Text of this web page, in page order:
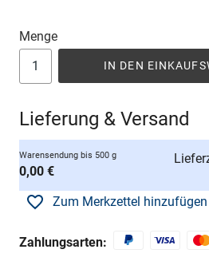
Menge
IN DEN
Lieferung & Versand
Warensendung bis 500 g
0,00 €
Zum Merkzettel hinzufügen
Zahlungsarten: